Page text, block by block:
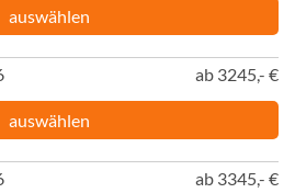
auswählen
ab 3245,- €
auswählen
ab 3345,- €